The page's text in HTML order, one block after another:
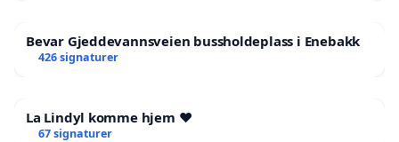
Bevar Gjeddevannsveien bussholdeplass i Enebakk
426 signaturer
La Lindyl komme hjem ❤️
67 signaturer